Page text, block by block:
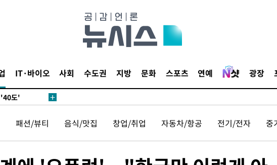
IT·바이오 사회 수도권 지방 문화 스포츠 연예 광장
씨]
있어"
'40도'
마감
패션/뷰티 음식/맛집 창업/취업 자동차/항공 전기/전자 중